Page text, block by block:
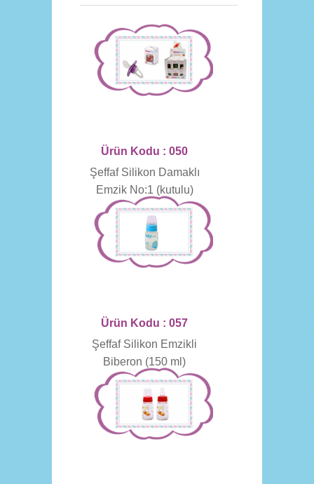
Ürün Kodu : 050
Şeffaf Silikon Damaklı
Emzik No:1 (kutulu)
Ürün Kodu : 057
Şeffaf Silikon Emzikli
Biberon (150 ml)